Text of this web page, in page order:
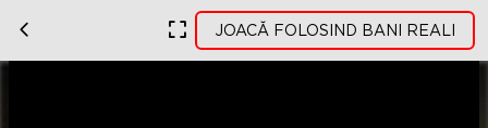
JOACĂ FOLOSIND BANI REALI